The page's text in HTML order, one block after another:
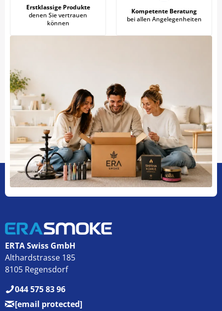
Erstklassige Produkte
denen Sie vertrauen
können
Kompetente Beratung
bei allen Angelegenheiten
ERTA Swiss GmbH
Althardstrasse 185
8105 Regensdorf
044 575 83 96
[email protected]